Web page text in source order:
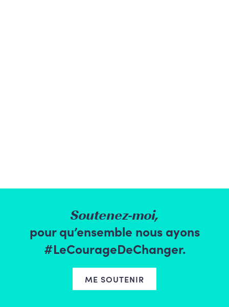
Soutenez-moi,
pour qu’ensemble nous ayons
#LeCourageDeChanger.
ME SOUTENIR